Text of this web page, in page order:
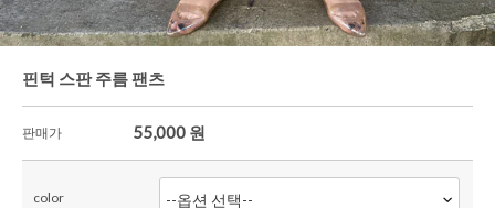
와이드팬츠
핀턱 스판 주름 팬츠
판매가 55,000 원
color